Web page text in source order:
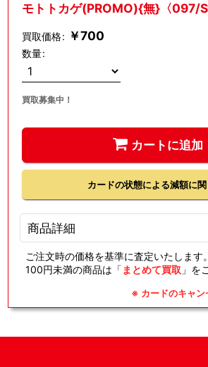
モトトカゲ(PROMO){無}〈097/
買取価格: ￥700
数量:
買取募集中！
カートに追加
カードの状態による減額に
商品詳細
ご注文時の価格を基準に査定いたします。
100円未満の商品は「 まとめて買取 」を
※ カードのキャン